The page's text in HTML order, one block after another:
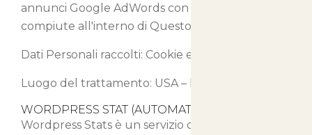
annunci Google AdWords con le azioni
compiute all'interno di Questo Sito Web.
Dati Personali raccolti: Cookie e Dati di Utilizzo.
Luogo del trattamento: USA – Privacy Policy
WORDPRESS STAT (AUTOMATTIC INC.)
Wordpress Stats è un servizio di statistica fornito